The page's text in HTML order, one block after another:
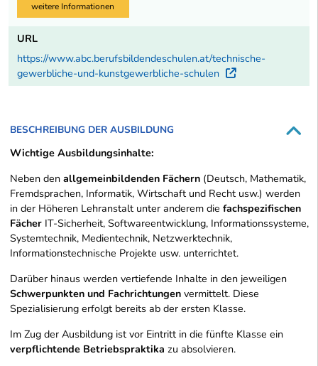
weitere Informationen
URL
https://www.abc.berufsbildendeschulen.at/technische-
gewerbliche-und-kunstgewerbliche-schulen
Externer
BESCHREIBUNG DER AUSBILDUNG
Wichtige Ausbildungsinhalte:
Neben den allgemeinbildenden Fächern (Deutsch, Mathematik,
Fremdsprachen, Informatik, Wirtschaft und Recht usw.) werden
in der Höheren Lehranstalt unter anderem die fachspezifischen
Fächer IT-Sicherheit, Softwareentwicklung, Informationssysteme,
Systemtechnik, Medientechnik, Netzwerktechnik,
Informationstechnische Projekte usw. unterrichtet.
Darüber hinaus werden vertiefende Inhalte in den jeweiligen
Schwerpunkten und Fachrichtungen vermittelt. Diese
Spezialisierung erfolgt bereits ab der ersten Klasse.
Im Zug der Ausbildung ist vor Eintritt in die fünfte Klasse ein
verpflichtende Betriebspraktika zu absolvieren.